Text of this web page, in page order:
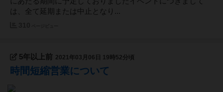
は、全て延期または中止となり...
5年以上前 2021年03月06日 19時52分頃
時間短縮営業について